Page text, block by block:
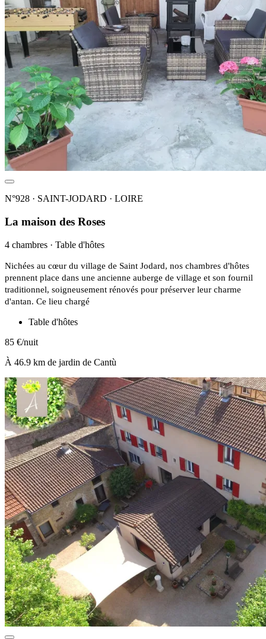
N°928 · SAINT-JODARD · LOIRE
La maison des Roses
4 chambres · Table d'hôtes
Nichées au cœur du village de Saint Jodard, nos chambres d'hôtes
prennent place dans une ancienne auberge de village et son fournil
traditionnel, soigneusement rénovés pour préserver leur charme
d'antan. Ce lieu chargé
Table d'hôtes
85 €/nuit
À 46.9 km de jardin de Cantù